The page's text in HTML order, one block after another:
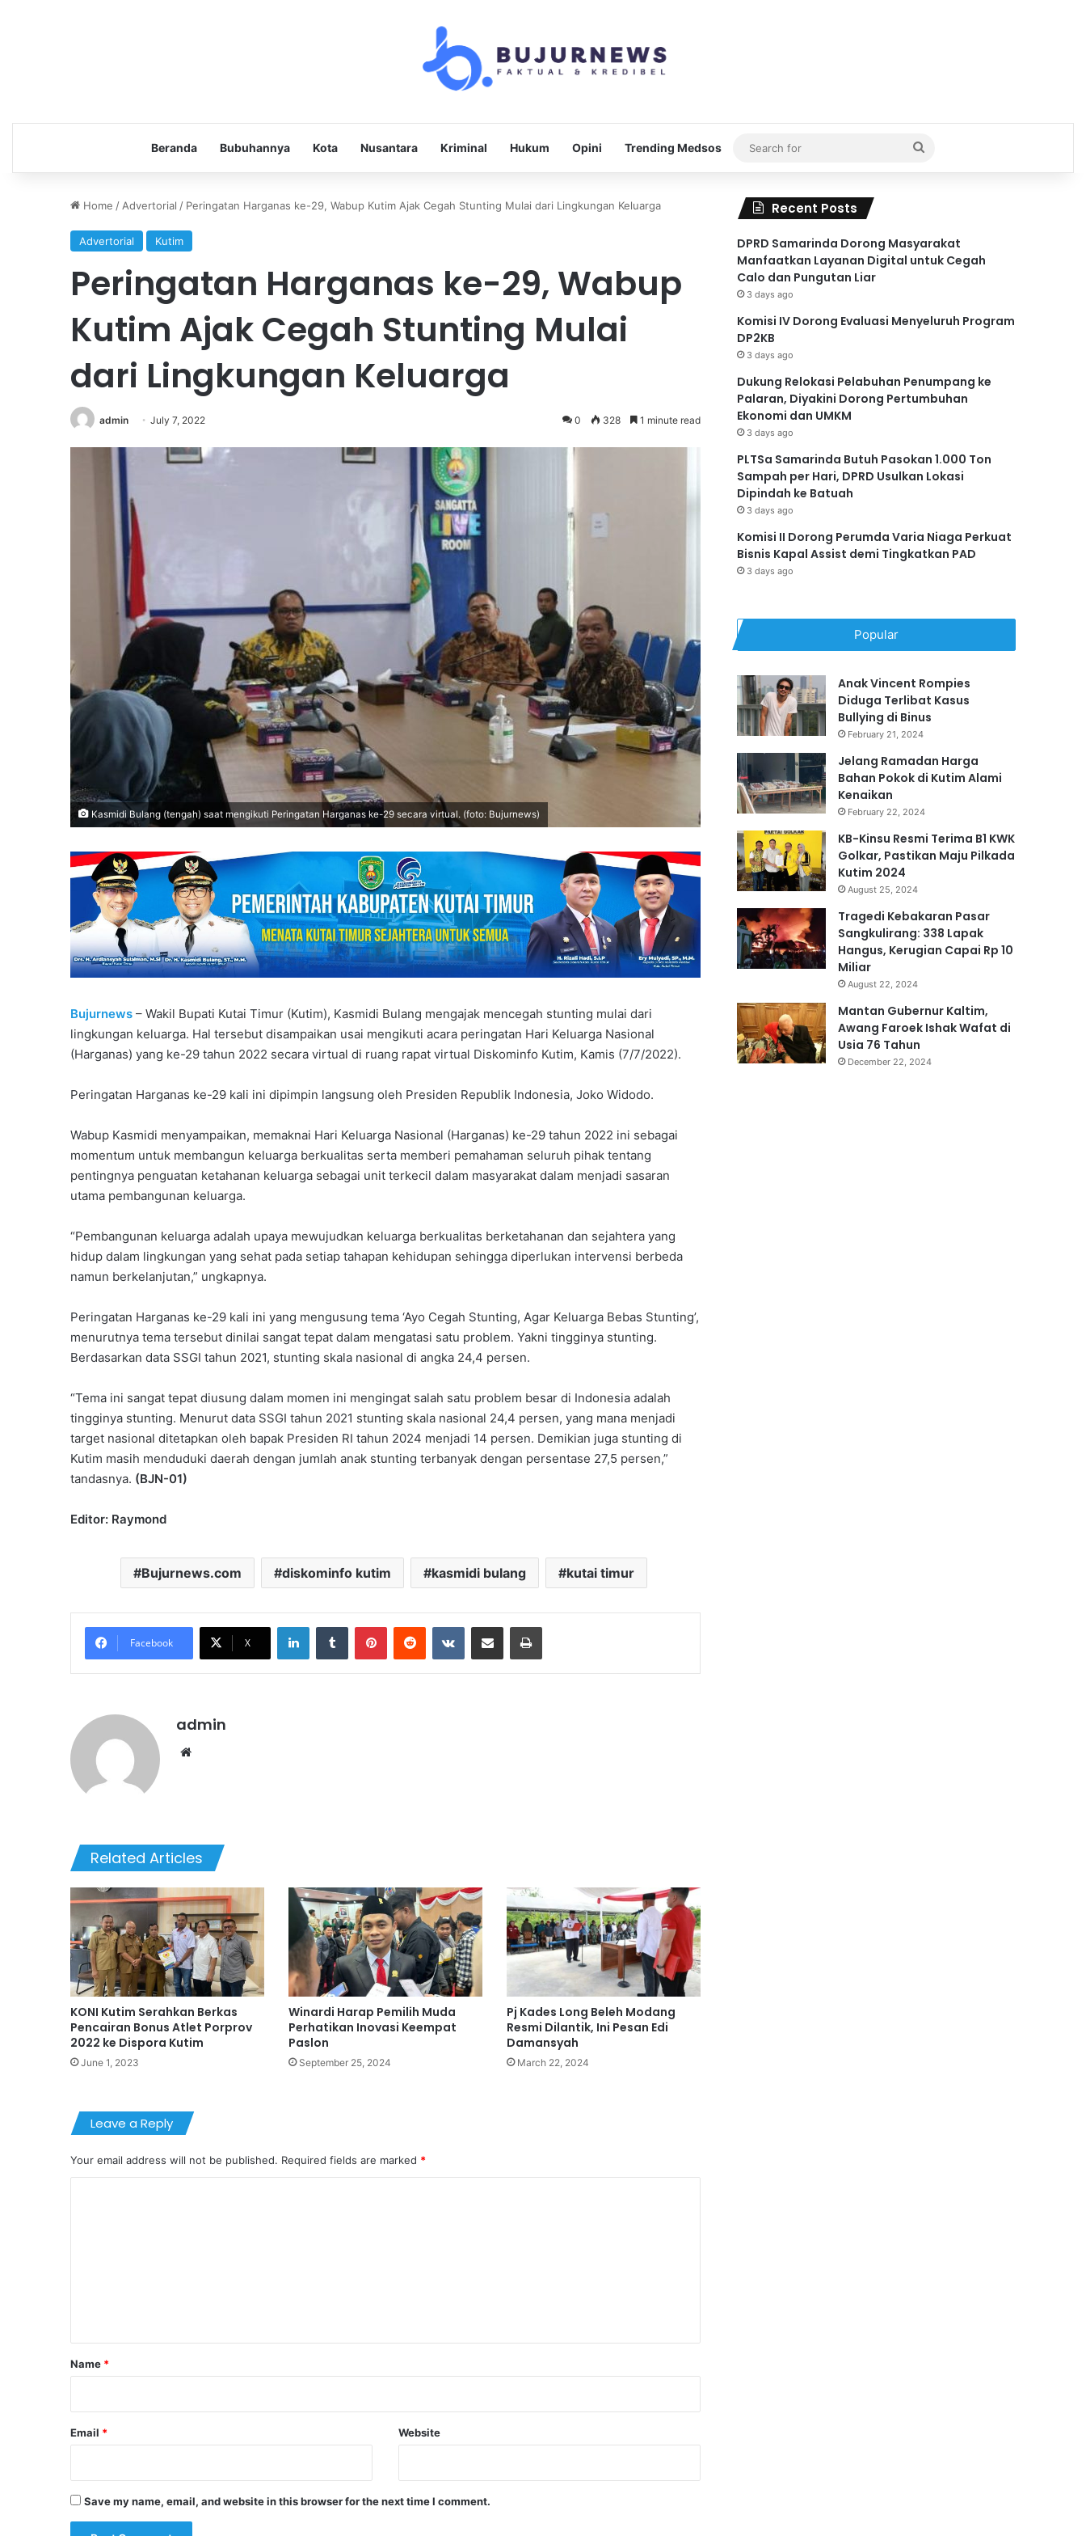
Beranda Bubuhannya Kota Nusantara Kriminal Hukum Opini Trending Medsos
Search
for
Home / Advertorial / Peringatan Harganas ke-29, Wabup Kutim Ajak Cegah Stunting Mulai dari Lingkungan Keluarga
Advertorial Kutim
Peringatan Harganas ke-29, Wabup
Kutim Ajak Cegah Stunting Mulai
dari Lingkungan Keluarga
admin July 7, 2022 0 328 1 minute read
Kasmidi Bulang (tengah) saat mengikuti Peringatan Harganas ke-29 secara virtual. (foto: Bujurnews)
Bujurnews – Wakil Bupati Kutai Timur (Kutim), Kasmidi Bulang mengajak mencegah stunting mulai dari
lingkungan keluarga. Hal tersebut disampaikan usai mengikuti acara peringatan Hari Keluarga Nasional
(Harganas) yang ke-29 tahun 2022 secara virtual di ruang rapat virtual Diskominfo Kutim, Kamis (7/7/2022).
Peringatan Harganas ke-29 kali ini dipimpin langsung oleh Presiden Republik Indonesia, Joko Widodo.
Wabup Kasmidi menyampaikan, memaknai Hari Keluarga Nasional (Harganas) ke-29 tahun 2022 ini sebagai
momentum untuk membangun keluarga berkualitas serta memberi pemahaman seluruh pihak tentang
pentingnya penguatan ketahanan keluarga sebagai unit terkecil dalam masyarakat dalam menjadi sasaran
utama pembangunan keluarga.
“Pembangunan keluarga adalah upaya mewujudkan keluarga berkualitas berketahanan dan sejahtera yang
hidup dalam lingkungan yang sehat pada setiap tahapan kehidupan sehingga diperlukan intervensi berbeda
namun berkelanjutan,” ungkapnya.
Peringatan Harganas ke-29 kali ini yang mengusung tema ‘Ayo Cegah Stunting, Agar Keluarga Bebas Stunting’,
menurutnya tema tersebut dinilai sangat tepat dalam mengatasi satu problem. Yakni tingginya stunting.
Berdasarkan data SSGI tahun 2021, stunting skala nasional di angka 24,4 persen.
“Tema ini sangat tepat diusung dalam momen ini mengingat salah satu problem besar di Indonesia adalah
tingginya stunting. Menurut data SSGI tahun 2021 stunting skala nasional 24,4 persen, yang mana menjadi
target nasional ditetapkan oleh bapak Presiden RI tahun 2024 menjadi 14 persen. Demikian juga stunting di
Kutim masih menduduki daerah dengan jumlah anak stunting terbanyak dengan persentase 27,5 persen,”
tandasnya. (BJN-01)
Editor: Raymond
Bujurnews.com diskominfo kutim kasmidi bulang kutai timur
Facebook X
admin
Related Articles
KONI Kutim Serahkan Berkas
Pencairan Bonus Atlet Porprov
2022 ke Dispora Kutim
June 1, 2023
Winardi Harap Pemilih Muda
Perhatikan Inovasi Keempat
Paslon
September 25, 2024
Pj Kades Long Beleh Modang
Resmi Dilantik, Ini Pesan Edi
Damansyah
March 22, 2024
Leave a Reply
Your email address will not be published. Required fields are marked *
*
Name *
Email * Website
Save my name, email, and website in this browser for the next time I comment.
Recent Posts
DPRD Samarinda Dorong Masyarakat
Manfaatkan Layanan Digital untuk Cegah
Calo dan Pungutan Liar
3 days ago
Komisi IV Dorong Evaluasi Menyeluruh Program
DP2KB
3 days ago
Dukung Relokasi Pelabuhan Penumpang ke
Palaran, Diyakini Dorong Pertumbuhan
Ekonomi dan UMKM
3 days ago
PLTSa Samarinda Butuh Pasokan 1.000 Ton
Sampah per Hari, DPRD Usulkan Lokasi
Dipindah ke Batuah
3 days ago
Komisi II Dorong Perumda Varia Niaga Perkuat
Bisnis Kapal Assist demi Tingkatkan PAD
3 days ago
Popular
Anak Vincent Rompies
Diduga Terlibat Kasus
Bullying di Binus
February 21, 2024
Jelang Ramadan Harga
Bahan Pokok di Kutim Alami
Kenaikan
February 22, 2024
KB-Kinsu Resmi Terima B1 KWK
Golkar, Pastikan Maju Pilkada
Kutim 2024
August 25, 2024
Tragedi Kebakaran Pasar
Sangkulirang: 338 Lapak
Hangus, Kerugian Capai Rp 10
Miliar
August 22, 2024
Mantan Gubernur Kaltim,
Awang Faroek Ishak Wafat di
Usia 76 Tahun
December 22, 2024